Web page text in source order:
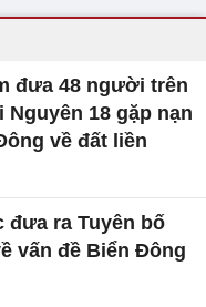
đưa 48 người trên
Nguyên 18 gặp nạn
về đất liền
đưa ra Tuyên bố
vấn đề Biển Đông